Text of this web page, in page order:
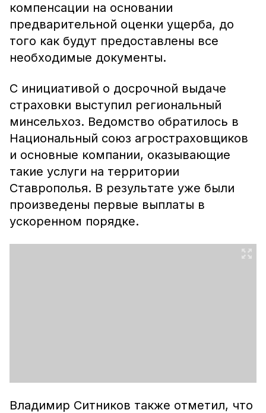
компенсации на основании
предварительной оценки ущерба, до
того как будут предоставлены все
необходимые документы.
С инициативой о досрочной выдаче
страховки выступил региональный
минсельхоз. Ведомство обратилось в
Национальный союз агростраховщиков
и основные компании, оказывающие
такие услуги на территории
Ставрополья. В результате уже были
произведены первые выплаты в
ускоренном порядке.
Владимир Ситников также отметил, что